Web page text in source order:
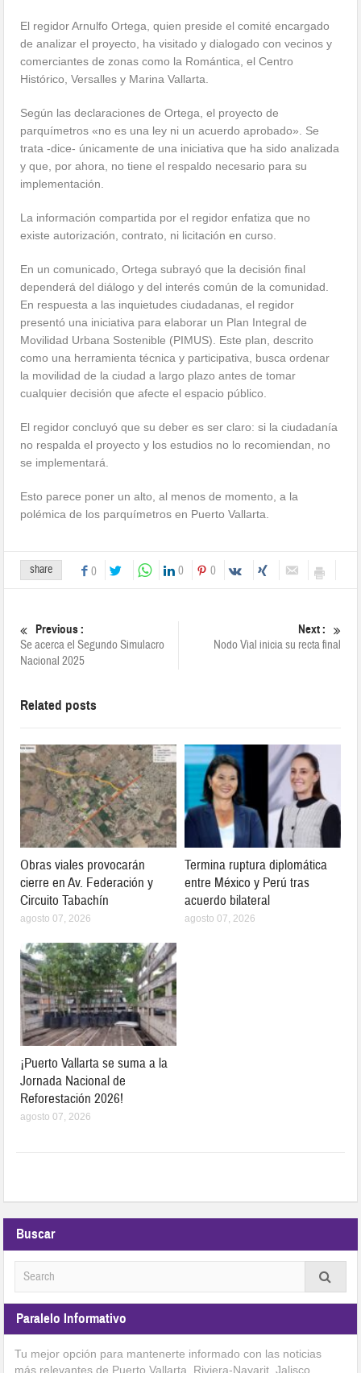
El regidor Arnulfo Ortega, quien preside el comité encargado
de analizar el proyecto, ha visitado y dialogado con vecinos y
comerciantes de zonas como la Romántica, el Centro
Histórico, Versalles y Marina Vallarta.
Según las declaraciones de Ortega, el proyecto de
parquímetros «no es una ley ni un acuerdo aprobado». Se
trata -dice- únicamente de una iniciativa que ha sido analizada
y que, por ahora, no tiene el respaldo necesario para su
implementación.
La información compartida por el regidor enfatiza que no
existe autorización, contrato, ni licitación en curso.
En un comunicado, Ortega subrayó que la decisión final
dependerá del diálogo y del interés común de la comunidad.
En respuesta a las inquietudes ciudadanas, el regidor
presentó una iniciativa para elaborar un Plan Integral de
Movilidad Urbana Sostenible (PIMUS). Este plan, descrito
como una herramienta técnica y participativa, busca ordenar
la movilidad de la ciudad a largo plazo antes de tomar
cualquier decisión que afecte el espacio público.
El regidor concluyó que su deber es ser claro: si la ciudadanía
no respalda el proyecto y los estudios no lo recomiendan, no
se implementará.
Esto parece poner un alto, al menos de momento, a la
polémica de los parquímetros en Puerto Vallarta.
share 0 0 0
Previous :
Se acerca el Segundo Simulacro
Nacional 2025
Next :
Nodo Vial inicia su recta final
Related posts
Obras viales provocarán
cierre en Av. Federación y
Circuito Tabachín
agosto 07, 2026
Termina ruptura diplomática
entre México y Perú tras
acuerdo bilateral
agosto 07, 2026
¡Puerto Vallarta se suma a la
Jornada Nacional de
Reforestación 2026!
agosto 07, 2026
Buscar
Paralelo Informativo
Tu mejor opción para mantenerte informado con las noticias
más relevantes de Puerto Vallarta, Riviera-Nayarit, Jalisco,